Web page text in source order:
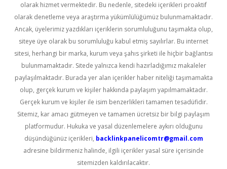
olarak hizmet vermektedir. Bu nedenle, sitedeki içerikleri proaktif
olarak denetleme veya araştırma yükümlülüğümüz bulunmamaktadır.
Ancak, üyelerimiz yazdıkları içeriklerin sorumluluğunu taşımakta olup,
siteye üye olarak bu sorumluluğu kabul etmiş sayılırlar. Bu internet
sitesi, herhangi bir marka, kurum veya şahıs şirketi ile hiçbir bağlantısı
bulunmamaktadır. Sitede yalnızca kendi hazırladığımız makaleler
paylaşılmaktadır. Burada yer alan içerikler haber niteliği taşımamakta
olup, gerçek kurum ve kişiler hakkında paylaşım yapılmamaktadır.
Gerçek kurum ve kişiler ile isim benzerlikleri tamamen tesadüfidir.
Sitemiz, kar amacı gütmeyen ve tamamen ücretsiz bir bilgi paylaşım
platformudur. Hukuka ve yasal düzenlemelere aykırı olduğunu
düşündüğünüz içerikleri, backlinkpanelicomtr@gmail.com
adresine bildirmeniz halinde, ilgili içerikler yasal süre içerisinde
sitemizden kaldırılacaktır.